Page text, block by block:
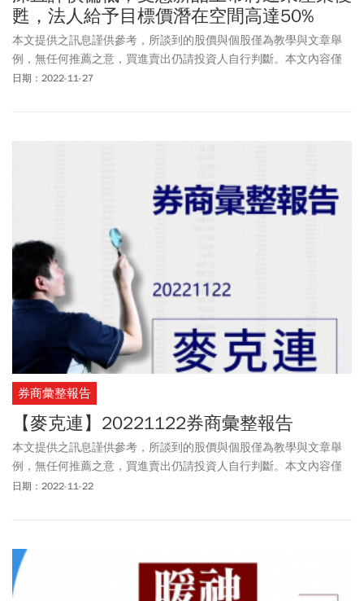
甦，法人給予目標價潛在空間高達50%
本文提供之訊息謹供參考，所談到的股價與個股僅為教學與文章舉
例，無任何推薦之意，買進賣出仍請投資人自行判斷。本文內容僅
供訂閱戶本人使用，非經授權嚴禁任何翻印、轉載，或以任何型態
日期：2022-11-27
券商彙整報告
【麥克連】20221122券商彙整報告
本文提供之訊息謹供參考，所談到的股價與個股僅為教學與文章舉
例，無任何推薦之意，買進賣出仍請投資人自行判斷。本文內容僅
供訂閱戶本人使用，非經授權嚴禁任何翻印、轉載，或以任何型態
日期：2022-11-22